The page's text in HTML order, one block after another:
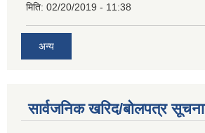
मिति: 02/20/2019 - 11:38
अन्य
सार्वजनिक खरिद/बोलपत्र सूचना